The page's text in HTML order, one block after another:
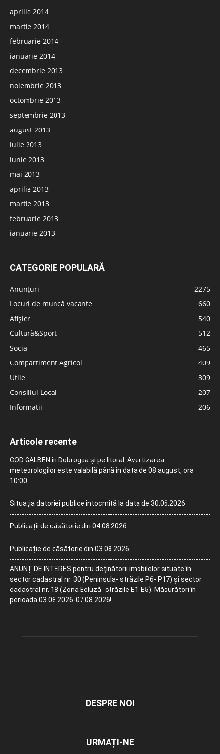
aprilie 2014
martie 2014
februarie 2014
ianuarie 2014
decembrie 2013
noiembrie 2013
octombrie 2013
septembrie 2013
august 2013
iulie 2013
iunie 2013
mai 2013
aprilie 2013
martie 2013
februarie 2013
ianuarie 2013
CATEGORIE POPULARĂ
Anunțuri
2275
Locuri de muncă vacante
660
Afișier
540
Cultură&Sport
512
Social
465
Compartiment Agricol
409
Utile
309
Consiliul Local
207
Informatii
206
Articole recente
COD GALBEN în Dobrogea și pe litoral. Avertizarea
meteorologilor este valabilă până în data de 08 august, ora
10:00
Situația datoriei publice întocmită la data de 30.06.2026
Publicații de căsătorie din 04.08.2026
Publicație de căsătorie din 03.08.2026
ANUNȚ DE INTERES pentru deținătorii imobilelor situate în
sector cadastral nr. 30 (Peninsula- străzile P6- P17) și sector
cadastral nr. 18 (Zona Ecluză- străzile E1-E5). Măsurători în
perioada 03.08.2026-07.08.2026!
DESPRE NOI
URMAȚI-NE